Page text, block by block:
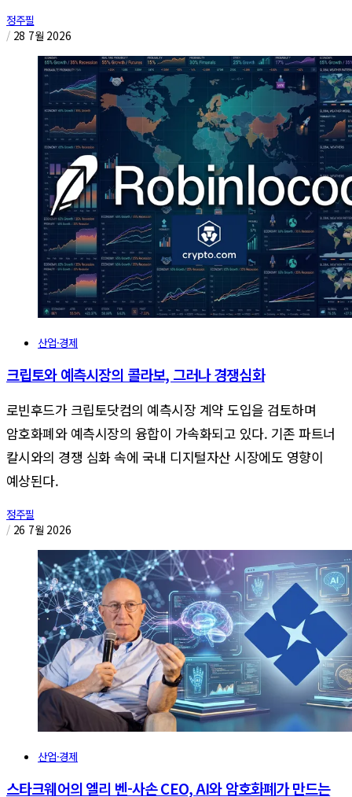
정주필
/ 28 7월 2026
산업·경제
크립토와 예측시장의 콜라보, 그러나 경쟁심화
로빈후드가 크립토닷컴의 예측시장 계약 도입을 검토하며
암호화폐와 예측시장의 융합이 가속화되고 있다. 기존 파트너
칼시와의 경쟁 심화 속에 국내 디지털자산 시장에도 영향이
예상된다.
정주필
/ 26 7월 2026
산업·경제
스타크웨어의 엘리 벤-사손 CEO, AI와 암호화폐가 만드는